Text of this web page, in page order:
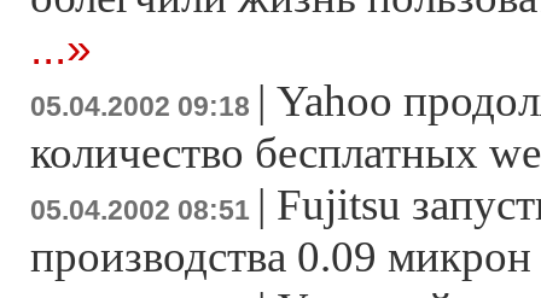
...»
05.04.2002 09:18 | Yahoo
количество бесплатных
05.04.2002 08:51 | Fujitsu
производства 0.09